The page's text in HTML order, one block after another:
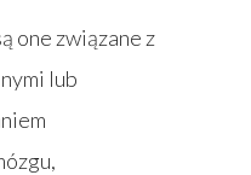
one związane z
lub